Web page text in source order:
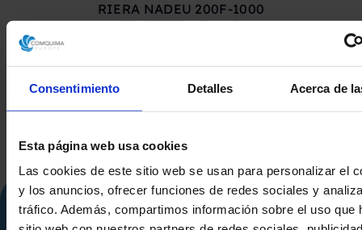
Consentimiento Detalles Acerca de
Esta página web usa cookies
Las cookies de este sitio web se usan para personalizar el
y los anuncios, ofrecer funciones de redes sociales y
tráfico. Además, compartimos información sobre el uso que
RIERA NADEU 200F-1000
ZENTRIFUGE AUS
MIT